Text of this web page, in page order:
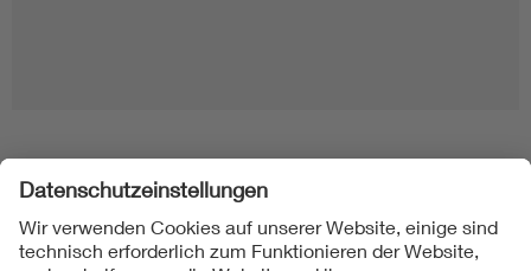
Folgen Sie uns